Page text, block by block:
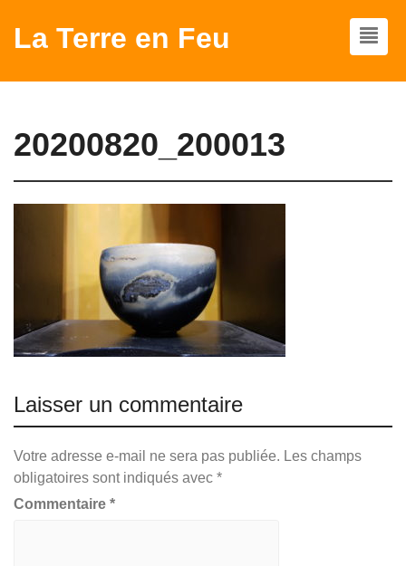
La Terre en Feu
20200820_200013
Laisser un commentaire
Votre adresse e-mail ne sera pas publiée. Les champs
obligatoires sont indiqués avec *
Commentaire *